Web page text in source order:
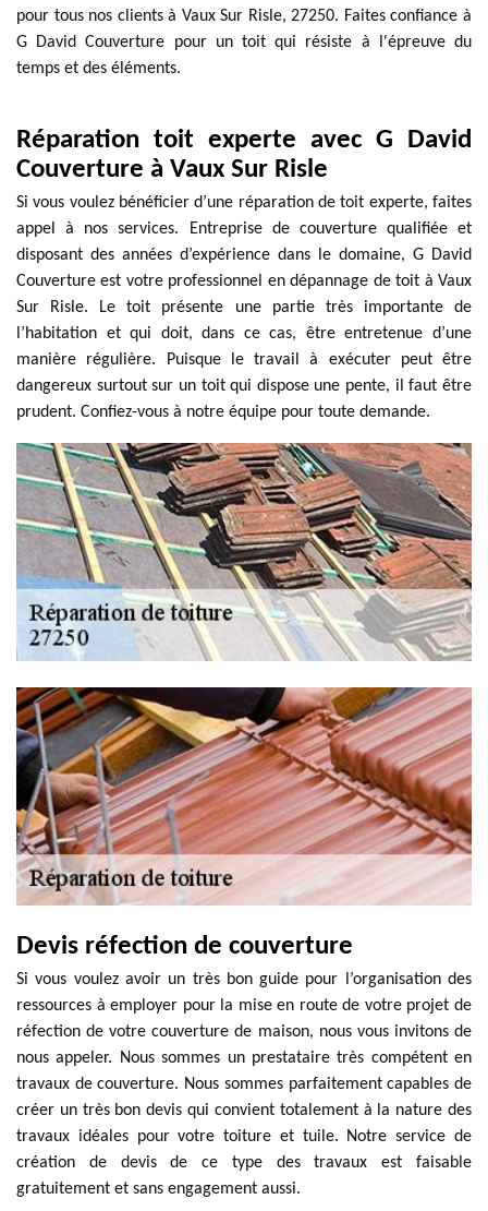
pour tous nos clients à Vaux Sur Risle, 27250. Faites confiance à
G David Couverture pour un toit qui résiste à l'épreuve du
temps et des éléments.
Réparation toit experte avec G David
Couverture à Vaux Sur Risle
Si vous voulez bénéficier d’une réparation de toit experte, faites
appel à nos services. Entreprise de couverture qualifiée et
disposant des années d’expérience dans le domaine, G David
Couverture est votre professionnel en dépannage de toit à Vaux
Sur Risle. Le toit présente une partie très importante de
l’habitation et qui doit, dans ce cas, être entretenue d’une
manière régulière. Puisque le travail à exécuter peut être
dangereux surtout sur un toit qui dispose une pente, il faut être
prudent. Confiez-vous à notre équipe pour toute demande.
Devis réfection de couverture
Si vous voulez avoir un très bon guide pour l’organisation des
ressources à employer pour la mise en route de votre projet de
réfection de votre couverture de maison, nous vous invitons de
nous appeler. Nous sommes un prestataire très compétent en
travaux de couverture. Nous sommes parfaitement capables de
créer un très bon devis qui convient totalement à la nature des
travaux idéales pour votre toiture et tuile. Notre service de
création de devis de ce type des travaux est faisable
gratuitement et sans engagement aussi.